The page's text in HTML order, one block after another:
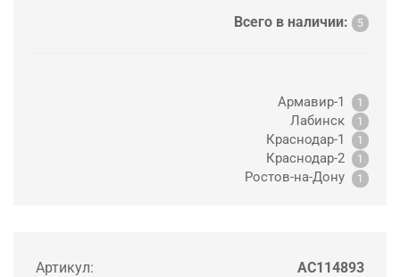
Всего в наличии: 5
Армавир-1 1
Лабинск 1
Краснодар-1 1
Краснодар-2 1
Ростов-на-Дону 1
Артикул: AC114893